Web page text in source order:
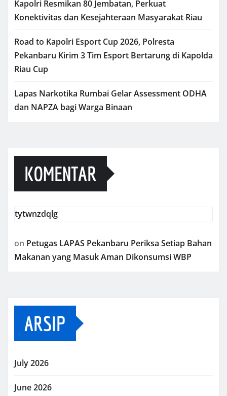
Kapolri Resmikan 80 Jembatan, Perkuat
Konektivitas dan Kesejahteraan Masyarakat Riau
Road to Kapolri Esport Cup 2026, Polresta
Pekanbaru Kirim 3 Tim Esport Bertarung di Kapolda
Riau Cup
Lapas Narkotika Rumbai Gelar Assessment ODHA
dan NAPZA bagi Warga Binaan
KOMENTAR
tytwnzdqlg
on Petugas LAPAS Pekanbaru Periksa Setiap Bahan
Makanan yang Masuk Aman Dikonsumsi WBP
ARSIP
July 2026
June 2026